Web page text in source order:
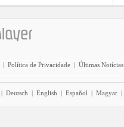
| Política de Privacidade | Últimas Notícias
| Deutsch | English | Español | Magyar |